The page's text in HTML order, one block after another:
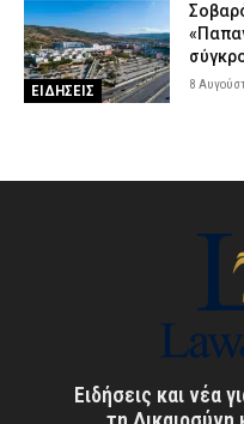
ΕΙΔΗΣΕΙΣ 8
Ειδήσεις και νέα